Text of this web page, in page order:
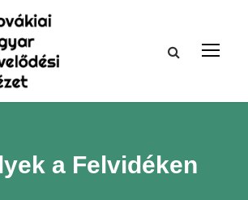
a Felvidéken